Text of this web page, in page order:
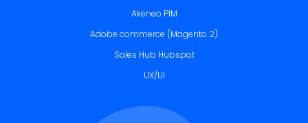
Akeneo PIM
Adobe commerce (Magento 2)
Sales Hub Hubspot
UX/UI